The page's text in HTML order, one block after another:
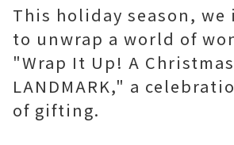
This holiday season, we
to unwrap a world of
"Wrap It Up! A
LANDMARK," a
of gifting.